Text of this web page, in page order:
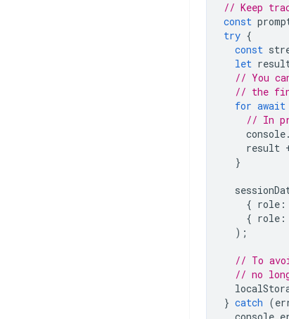
// Keep
const
try {
const
let
// You
// the
for await
// In
console.
result
}
{ role :
{ role :
);
// To
// no
} catch (